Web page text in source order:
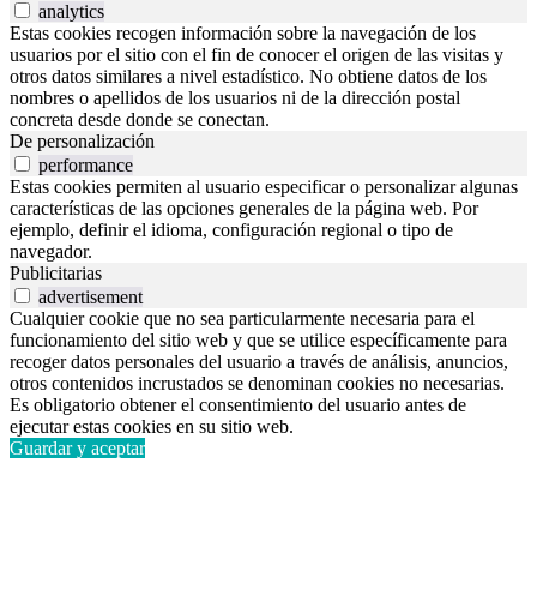
analytics
Estas cookies recogen información sobre la navegación de los
usuarios por el sitio con el fin de conocer el origen de las visitas y
otros datos similares a nivel estadístico. No obtiene datos de los
nombres o apellidos de los usuarios ni de la dirección postal
concreta desde donde se conectan.
De personalización
performance
Estas cookies permiten al usuario especificar o personalizar algunas
características de las opciones generales de la página web. Por
ejemplo, definir el idioma, configuración regional o tipo de
navegador.
Publicitarias
advertisement
Cualquier cookie que no sea particularmente necesaria para el
funcionamiento del sitio web y que se utilice específicamente para
recoger datos personales del usuario a través de análisis, anuncios,
otros contenidos incrustados se denominan cookies no necesarias.
Es obligatorio obtener el consentimiento del usuario antes de
ejecutar estas cookies en su sitio web.
Guardar y aceptar